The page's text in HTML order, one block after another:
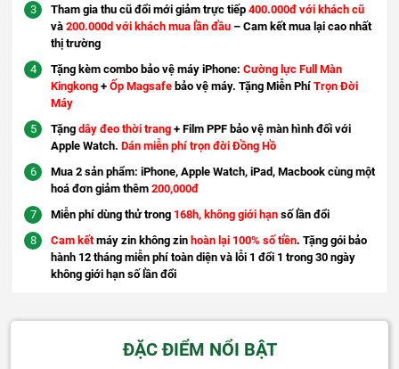
Tham gia thu cũ đổi mới giảm trực tiếp 400.000đ với khách cũ
và 200.000d với khách mua lần đầu – Cam kết mua lại cao nhất
thị trường
Tặng kèm combo bảo vệ máy iPhone: Cường lực Full Màn
Kingkong + Ốp Magsafe bảo vệ máy. Tặng Miễn Phí Trọn Đời
Máy
Tặng dây đeo thời trang + Film PPF bảo vệ màn hình đối với
Apple Watch. Dán miễn phí trọn đời Đồng Hồ
Mua 2 sản phẩm: iPhone, Apple Watch, iPad, Macbook cùng một
hoá đơn giảm thêm 200,000đ
Miễn phí dùng thử trong 168h, không giới hạn số lần đổi
Cam kếtmáy zin không zin hoàn lại 100% số tiền. Tặng gói bảo
hành 12 tháng miễn phí toàn diện và lỗi 1 đổi 1 trong 30 ngày
không giới hạn số lần đổi
ĐẶC ĐIỂM NỔI BẬT